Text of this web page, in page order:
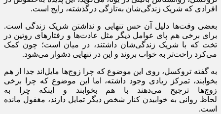
افرادی که شریک زندگی‌شان به‌تازگی درگذشته،‌ رایج است.
بعضی وقت‌ها دلیل آن حس تنهایی و نداشتن شریک زندگی است.
برای برخی هم پای عوامل دیگر مثل عادت‌ها و رفتارهای روتین در
تخت که با شریک زندگی‌شان داشتند، در میان است؛ چون کمک
می‌کرد راحت‌تر به خواب بروند و این در تنهایی دشوار می‌شود.
به گفته تروکسل، روی این موضوع که چرا زوج‌ها مایل‌اند جدا از هم
بخوابند، تمرکز زیادی وجود داشته، اما این موضوع که چرا برخی
زوج‌ها ترجیح می‌دهند با هم بخوابند و اینکه چرا به
لحاظ روانی به خوابیدن کنار شخص دیگر تمایل دارند، مغفول مانده
است.